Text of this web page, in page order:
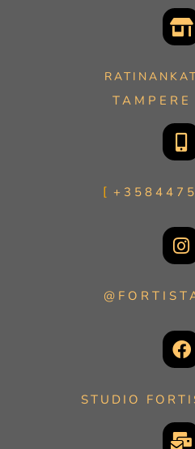
STUDIO